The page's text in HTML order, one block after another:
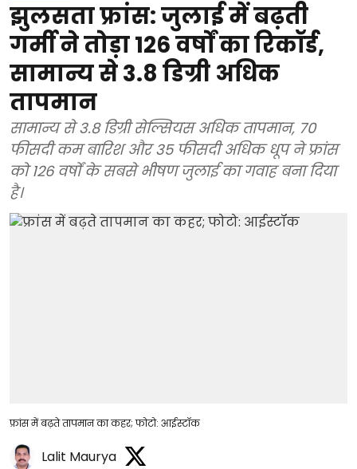
झुलसता फ्रांस: जुलाई में बढ़ती
गर्मी ने तोड़ा 126 वर्षों का रिकॉर्ड,
सामान्य से 3.8 डिग्री अधिक
तापमान
सामान्य से 3.8 डिग्री सेल्सियस अधिक तापमान, 70
फीसदी कम बारिश और 35 फीसदी अधिक धूप ने फ्रांस
को 126 वर्षों के सबसे भीषण जुलाई का गवाह बना दिया
है।
फ्रांस में बढ़ते तापमान का कहर; फोटो: आईस्टॉक
Lalit Maurya